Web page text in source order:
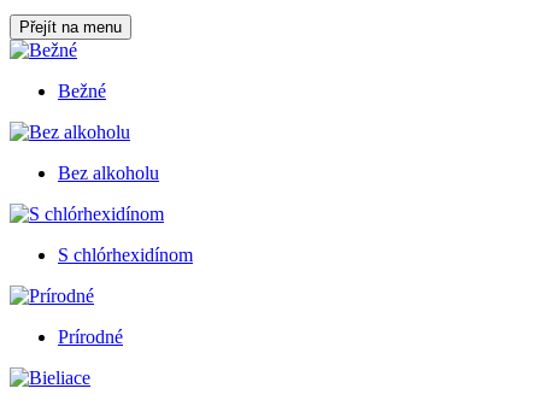
Přejít na menu
Bežné
Bez alkoholu
S chlórhexidínom
Prírodné